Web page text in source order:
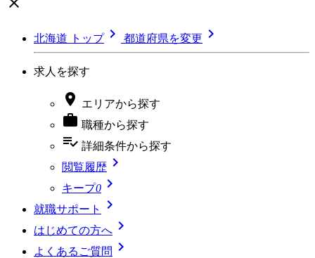
北海道 トップ 都道府県を変更 
求人を探す
 エリアから探す
 職種から探す
playlist_add_check 詳細条件から探す
閲覧履歴 
キープ0 
就職サポート 
はじめての方へ 
よくあるご質問 